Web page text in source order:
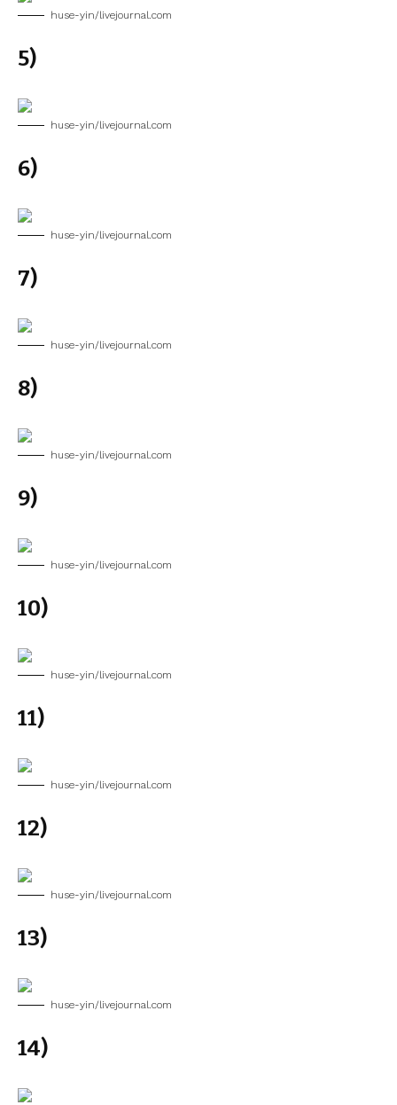
huse-yin/livejournal.com
5)
huse-yin/livejournal.com
6)
huse-yin/livejournal.com
7)
huse-yin/livejournal.com
8)
huse-yin/livejournal.com
9)
huse-yin/livejournal.com
10)
huse-yin/livejournal.com
11)
huse-yin/livejournal.com
12)
huse-yin/livejournal.com
13)
huse-yin/livejournal.com
14)